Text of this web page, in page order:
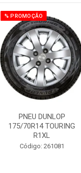
% PROMOÇÃO
PNEU DUNLOP
175/70R14 TOURING
R1XL
Código: 261081